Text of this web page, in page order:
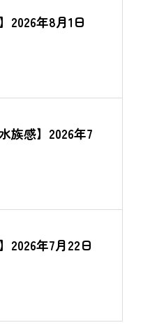
2026年8月1日
族感】2026年7
2026年7月22日